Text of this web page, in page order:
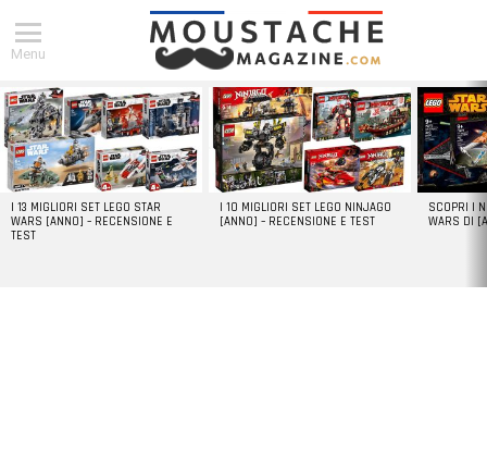
Menu
DERNIERS
ARTICLES
I 13 MIGLIORI SET LEGO STAR
WARS [ANNO] – RECENSIONE E
TEST
I 10 MIGLIORI SET LEGO NINJAGO
[ANNO] – RECENSIONE E TEST
SCOPRI I
WARS DI